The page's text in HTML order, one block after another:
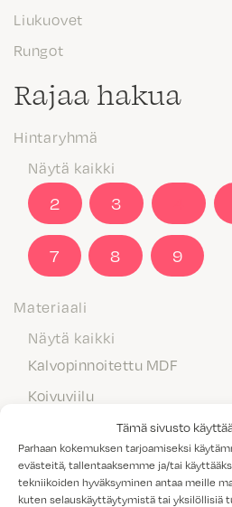
Tämä sivusto
Parhaan kokemuksen tarjoamiseksi
evästeitä, tallentaaksemme ja/tai
tekniikoiden hyväksyminen antaa meille
kuten selauskäyttäytymistä tai yksilöllisiä
Liukuovet
Rungot
Rajaa hakua
Hintaryhmä
Näytä kaikki
2 3
7 8 9
Materiaali
Näytä kaikki
Kalvopinnoitettu MDF
Koivuviilu
Maalattu MDF
Massiivipuu